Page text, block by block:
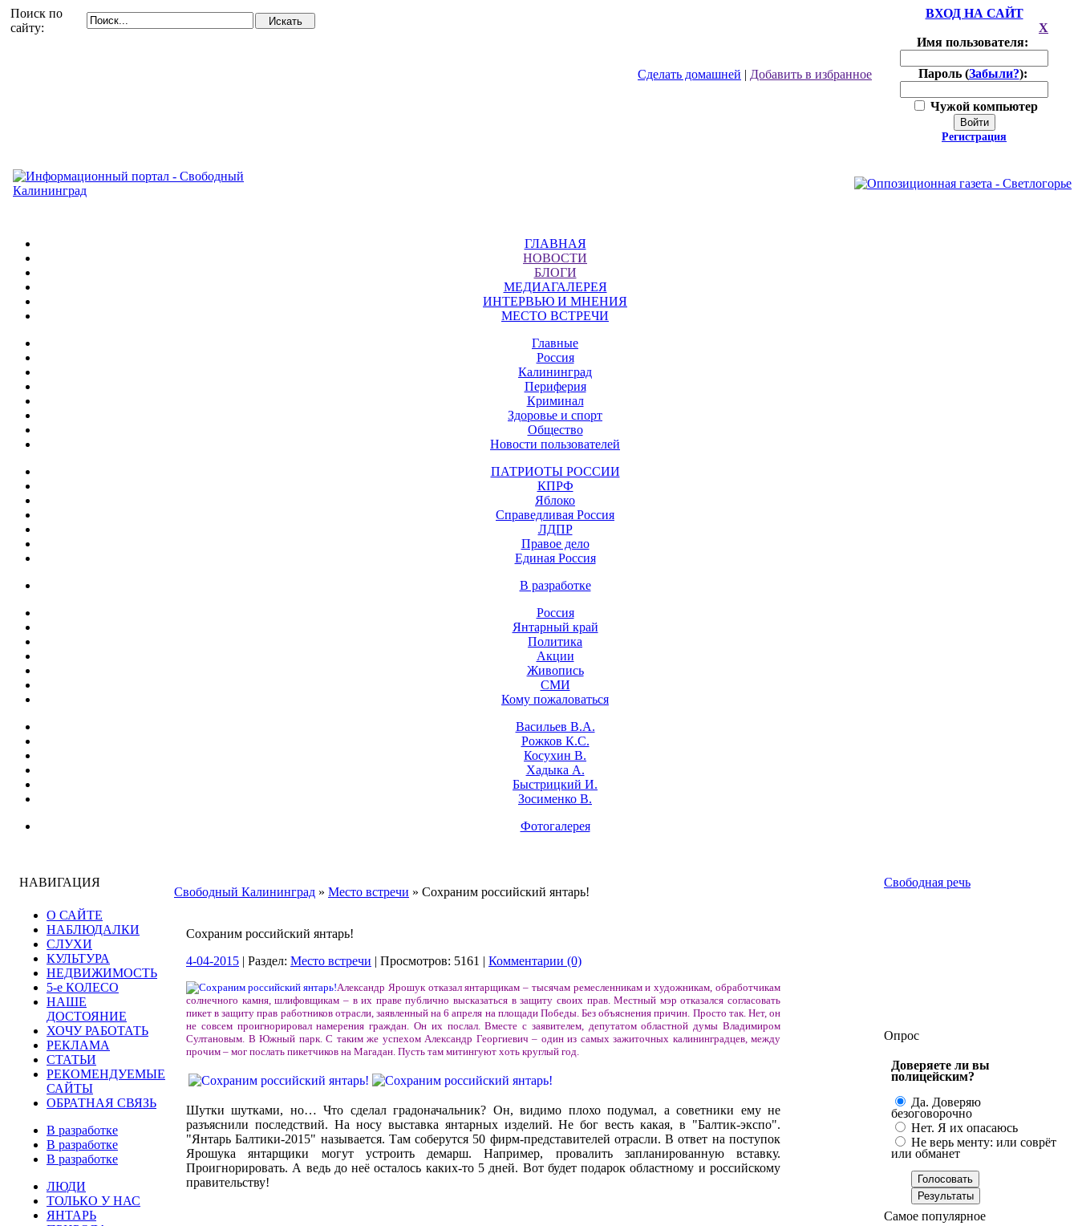
Поиск по
сайту:
Сделать домашней | Добавить в избранное
ВХОД НА САЙТ
X
Имя пользователя:
Пароль (Забыли?):
Чужой компьютер
Войти
Регистрация
ГЛАВНАЯ
НОВОСТИ
БЛОГИ
МЕДИАГАЛЕРЕЯ
ИНТЕРВЬЮ И МНЕНИЯ
МЕСТО ВСТРЕЧИ
Главные
Россия
Калининград
Периферия
Криминал
Здоровье и спорт
Общество
Новости пользователей
ПАТРИОТЫ РОССИИ
КПРФ
Яблоко
Справедливая Россия
ЛДПР
Правое дело
Единая Россия
В разработке
Россия
Янтарный край
Политика
Акции
Живопись
СМИ
Кому пожаловаться
Васильев В.А.
Рожков К.С.
Косухин В.
Хадыка А.
Быстрицкий И.
Зосименко В.
Фотогалерея
НАВИГАЦИЯ
О САЙТЕ
НАБЛЮДАЛКИ
СЛУХИ
КУЛЬТУРА
НЕДВИЖИМОСТЬ
5-е КОЛЕСО
НАШЕ
ДОСТОЯНИЕ
ХОЧУ РАБОТАТЬ
РЕКЛАМА
СТАТЬИ
РЕКОМЕНДУЕМЫЕ
САЙТЫ
ОБРАТНАЯ СВЯЗЬ
В разработке
В разработке
В разработке
ЛЮДИ
ТОЛЬКО У НАС
ЯНТАРЬ
Свободный Калининград » Место встречи » Сохраним российский янтарь!
Сохраним российский янтарь!
4-04-2015 | Раздел: Место встречи | Просмотров: 5161 | Комментарии (0)
Александр Ярошук отказал янтарщикам – тысячам ремесленникам и художникам, обработчикам
солнечного камня, шлифовщикам – в их праве публично высказаться в защиту своих прав. Местный мэр отказался согласовать
пикет в защиту прав работников отрасли, заявленный на 6 апреля на площади Победы. Без объяснения причин. Просто так. Нет, он
не совсем проигнорировал намерения граждан. Он их послал. Вместе с заявителем, депутатом областной думы Владимиром
Султановым. В Южный парк. С таким же успехом Александр Георгиевич – один из самых зажиточных калининградцев, между
прочим – мог послать пикетчиков на Магадан. Пусть там митингуют хоть круглый год.
Шутки шутками, но… Что сделал градоначальник? Он, видимо плохо подумал, а советники ему не
разъяснили последствий. На носу выставка янтарных изделий. Не бог весть какая, в "Балтик-экспо".
"Янтарь Балтики-2015" называется. Там соберутся 50 фирм-представителей отрасли. В ответ на поступок
Ярошука янтарщики могут устроить демарш. Например, провалить запланированную вставку.
Проигнорировать. А ведь до неё осталось каких-то 5 дней. Вот будет подарок областному и российскому
правительству!
Свободная речь
Опрос
Доверяете ли вы
полицейским?
Да. Доверяю
безоговорочно
Нет. Я их опасаюсь
Не верь менту: или соврёт
или обманет
Самое популярное